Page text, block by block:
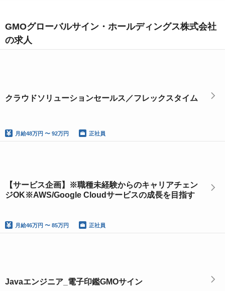
GMOグローバルサイン・ホールディングス株式会社
の求人
クラウドソリューションセールス／フレックスタイム
月給48万円 〜 92万円 正社員
【サービス企画】※職種未経験からのキャリアチェン
ジOK※AWS/Google Cloudサービスの成長を目指す
月給46万円 〜 85万円 正社員
Javaエンジニア_電子印鑑GMOサイン